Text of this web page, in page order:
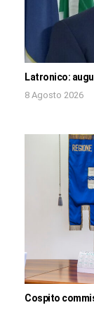
Latronico:
8 Agosto 2026
Cospito